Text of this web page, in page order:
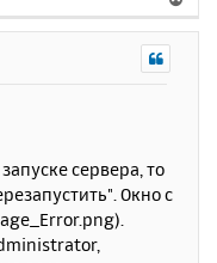
е
сервера, то
Окно с